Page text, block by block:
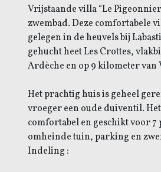
Vrijstaande villa “Le
zwembad. Deze comfortabele
gelegen in de heuvels bij
gehucht heet Les Crottes,
Ardèche en op 9 kilometer van
Het prachtig huis is geheel
vroeger een oude duiventil.
comfortabel en geschikt voor 7
omheinde tuin, parking en
Indeling :